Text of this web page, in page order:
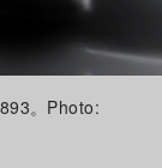
。Photo: